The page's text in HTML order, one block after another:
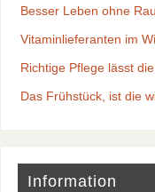
Besser Leben ohne
Vitaminlieferanten im
Richtige Pflege lässt
Das Frühstück, ist die
Information